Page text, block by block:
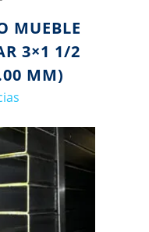
MUEBLE
3×1 1/2
MM)